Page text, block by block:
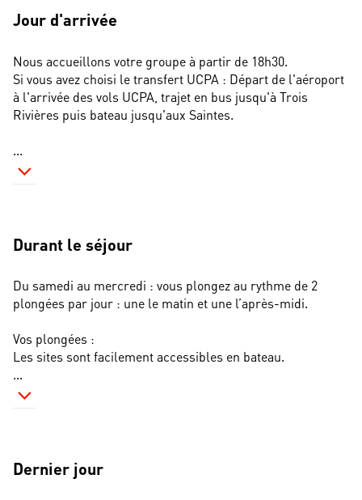
Jour d'arrivée
Nous accueillons votre groupe à partir de 18h30.
Si vous avez choisi le transfert UCPA : Départ de l'aéroport
à l'arrivée des vols UCPA, trajet en bus jusqu'à Trois
Rivières puis bateau jusqu'aux Saintes.
...
Durant le séjour
Du samedi au mercredi : vous plongez au rythme de 2
plongées par jour : une le matin et une l’après-midi.
Vos plongées :
Les sites sont facilement accessibles en bateau.
...
Dernier jour